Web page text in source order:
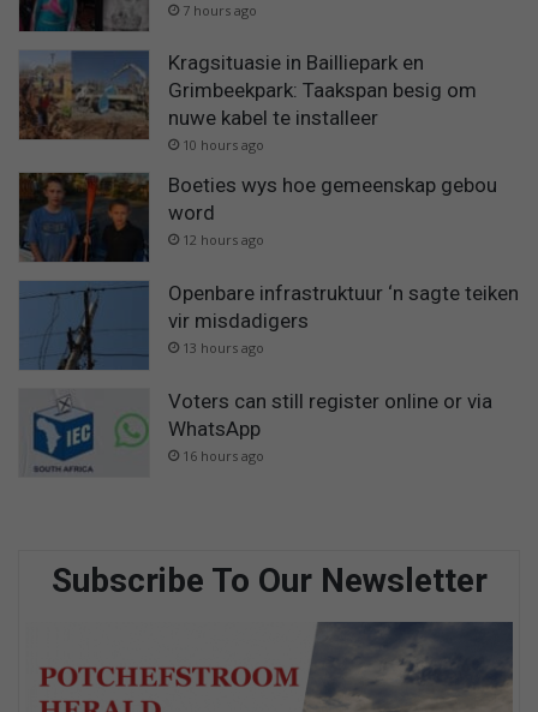
7 hours ago
Kragsituasie in Bailliepark en
Grimbeekpark: Taakspan besig om
nuwe kabel te installeer
10 hours ago
Boeties wys hoe gemeenskap gebou
word
12 hours ago
Openbare infrastruktuur ‘n sagte teiken
vir misdadigers
13 hours ago
Voters can still register online or via
WhatsApp
16 hours ago
Subscribe To Our Newsletter